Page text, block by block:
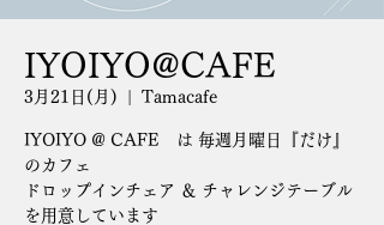
IYOIYO@CAFE
3月21日(月) Tamacafe
IYOIYO @ CAFE は 毎週月曜日『だけ』
のカフェ
ドロップインチェア ＆ チャレンジテーブル
を用意しています